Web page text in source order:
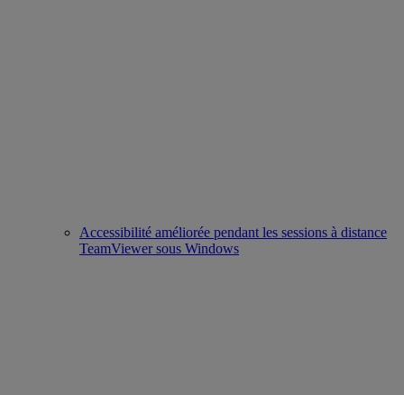
Accessibilité améliorée pendant les sessions à distance
TeamViewer sous Windows